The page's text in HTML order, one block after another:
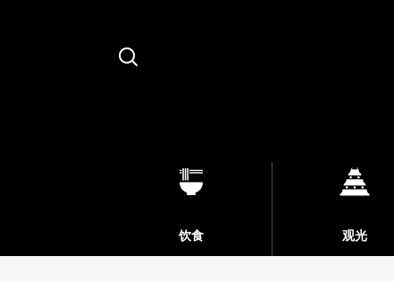
Search
饮食 观光